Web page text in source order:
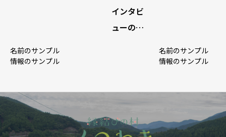
インタビ
ューのサ
が表示さ
れます
名前のサンプル
情報のサンプル
名前のサンプル
情報のサンプル